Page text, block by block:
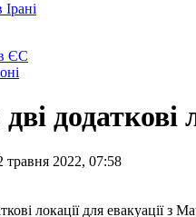
ЄС
додаткові
травня 2022, 07:58